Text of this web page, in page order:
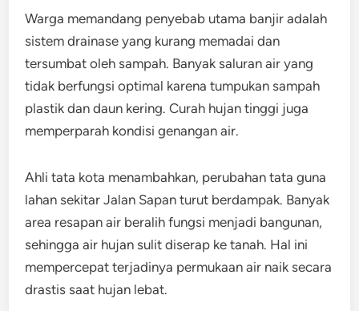
Warga memandang penyebab utama banjir adalah
sistem drainase yang kurang memadai dan
tersumbat oleh sampah. Banyak saluran air yang
tidak berfungsi optimal karena tumpukan sampah
plastik dan daun kering. Curah hujan tinggi juga
memperparah kondisi genangan air.
Ahli tata kota menambahkan, perubahan tata guna
lahan sekitar Jalan Sapan turut berdampak. Banyak
area resapan air beralih fungsi menjadi bangunan,
sehingga air hujan sulit diserap ke tanah. Hal ini
mempercepat terjadinya permukaan air naik secara
drastis saat hujan lebat.